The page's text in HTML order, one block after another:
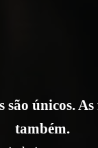
são únicos.
também.